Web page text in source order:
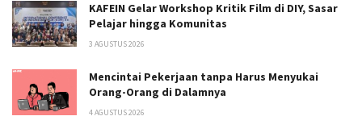
KAFEIN Gelar Workshop Kritik Film di DIY, Sasar
Pelajar hingga Komunitas
3 AGUSTUS 2026
Mencintai Pekerjaan tanpa Harus Menyukai
Orang-Orang di Dalamnya
4 AGUSTUS 2026